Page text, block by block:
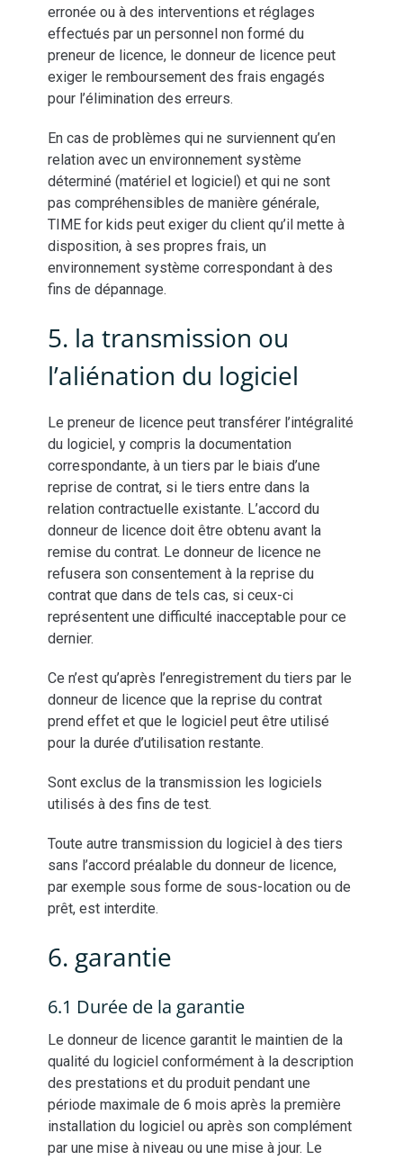
erronée ou à des interventions et réglages
effectués par un personnel non formé du
preneur de licence, le donneur de licence peut
exiger le remboursement des frais engagés
pour l’élimination des erreurs.
En cas de problèmes qui ne surviennent qu’en
relation avec un environnement système
déterminé (matériel et logiciel) et qui ne sont
pas compréhensibles de manière générale,
TIME for kids peut exiger du client qu’il mette à
disposition, à ses propres frais, un
environnement système correspondant à des
fins de dépannage.
5. la transmission ou
l’aliénation du logiciel
Le preneur de licence peut transférer l’intégralité
du logiciel, y compris la documentation
correspondante, à un tiers par le biais d’une
reprise de contrat, si le tiers entre dans la
relation contractuelle existante. L’accord du
donneur de licence doit être obtenu avant la
remise du contrat. Le donneur de licence ne
refusera son consentement à la reprise du
contrat que dans de tels cas, si ceux-ci
représentent une difficulté inacceptable pour ce
dernier.
Ce n’est qu’après l’enregistrement du tiers par le
donneur de licence que la reprise du contrat
prend effet et que le logiciel peut être utilisé
pour la durée d’utilisation restante.
Sont exclus de la transmission les logiciels
utilisés à des fins de test.
Toute autre transmission du logiciel à des tiers
sans l’accord préalable du donneur de licence,
par exemple sous forme de sous-location ou de
prêt, est interdite.
6. garantie
6.1 Durée de la garantie
Le donneur de licence garantit le maintien de la
qualité du logiciel conformément à la description
des prestations et du produit pendant une
période maximale de 6 mois après la première
installation du logiciel ou après son complément
par une mise à niveau ou une mise à jour. Le